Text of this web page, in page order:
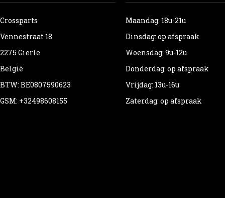
Crossparts
Vennestraat 18
2275 Gierle
België
BTW: BE0807590623
GSM: +32498608155
Maandag: 18u-21u
Dinsdag: op afspraak
Woensdag: 9u-12u
Donderdag: op afspraak
Vrijdag: 13u-16u
Zaterdag: op afspraak